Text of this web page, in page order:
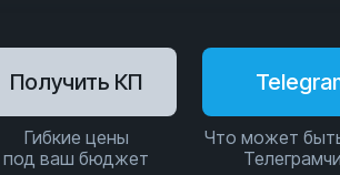
Что может
Получить КП
Гибкие цены
под ваш бюджет